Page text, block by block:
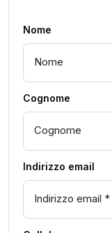
Nome
Cognome
Indirizzo email